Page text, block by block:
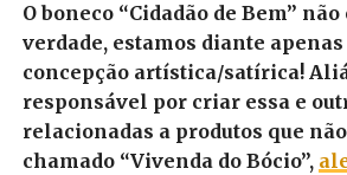
O boneco “Cidadão de Bem”
verdade, estamos diante
concepção artística/satírica!
responsável por criar essa e
relacionadas a produtos que
chamado “Vivenda do Bócio”,